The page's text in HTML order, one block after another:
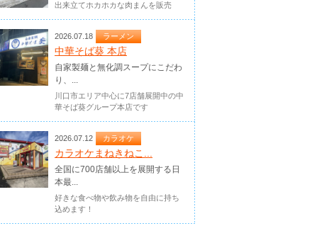
出来立てホカホカな肉まんを販売
2026.07.18 ラーメン
中華そば葵 本店
自家製麺と無化調スープにこだわ
り、...
川口市エリア中心に7店舗展開中の中
華そば葵グループ本店です
2026.07.12 カラオケ
カラオケまねきねこ...
全国に700店舗以上を展開する日
本最...
好きな食べ物や飲み物を自由に持ち
込めます！